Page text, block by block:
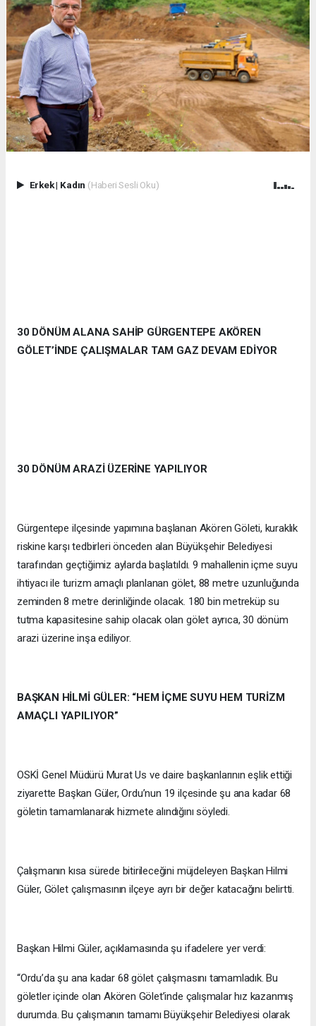
Erkek| Kadın (Haberi Sesli Oku)
30 DÖNÜM ALANA SAHİP GÜRGENTEPE AKÖREN
GÖLET’İNDE ÇALIŞMALAR TAM GAZ DEVAM EDİYOR
30 DÖNÜM ARAZİ ÜZERİNE YAPILIYOR
Gürgentepe ilçesinde yapımına başlanan Akören Göleti, kuraklık
riskine karşı tedbirleri önceden alan Büyükşehir Belediyesi
tarafından geçtiğimiz aylarda başlatıldı. 9 mahallenin içme suyu
ihtiyacı ile turizm amaçlı planlanan gölet, 88 metre uzunluğunda
zeminden 8 metre derinliğinde olacak. 180 bin metreküp su
tutma kapasitesine sahip olacak olan gölet ayrıca, 30 dönüm
arazi üzerine inşa ediliyor.
BAŞKAN HİLMİ GÜLER: “HEM İÇME SUYU HEM TURİZM
AMAÇLI YAPILIYOR”
OSKİ Genel Müdürü Murat Us ve daire başkanlarının eşlik ettiği
ziyarette Başkan Güler, Ordu’nun 19 ilçesinde şu ana kadar 68
göletin tamamlanarak hizmete alındığını söyledi.
Çalışmanın kısa sürede bitirileceğini müjdeleyen Başkan Hilmi
Güler, Gölet çalışmasının ilçeye ayrı bir değer katacağını belirtti.
Başkan Hilmi Güler, açıklamasında şu ifadelere yer verdi:
“Ordu’da şu ana kadar 68 gölet çalışmasını tamamladık. Bu
göletler içinde olan Akören Gölet’inde çalışmalar hız kazanmış
durumda. Bu çalışmanın tamamı Büyükşehir Belediyesi olarak